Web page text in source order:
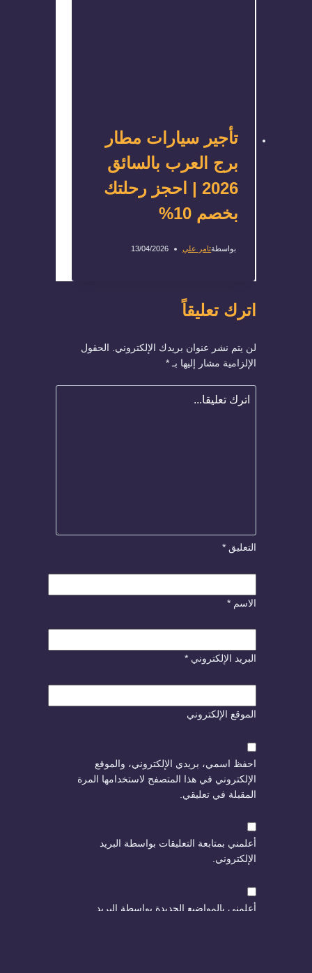
تأجير سيارات مطار
برج العرب بالسائق
2026 | احجز رحلتك
بخصم 10%
بواسطةتامر علي 13/04/2026
اترك تعليقاً
لن يتم نشر عنوان بريدك الإلكتروني. الحقول
الإلزامية مشار إليها بـ*
التعليق *
الاسم *
البريد الإلكتروني *
الموقع الإلكتروني
احفظ اسمي، بريدي الإلكتروني، والموقع
الإلكتروني في هذا المتصفح لاستخدامها المرة
المقبلة في تعليقي.
أعلمني بمتابعة التعليقات بواسطة البريد
الإلكتروني.
أعلمني بالمواضيع الجديدة بواسطة البريد